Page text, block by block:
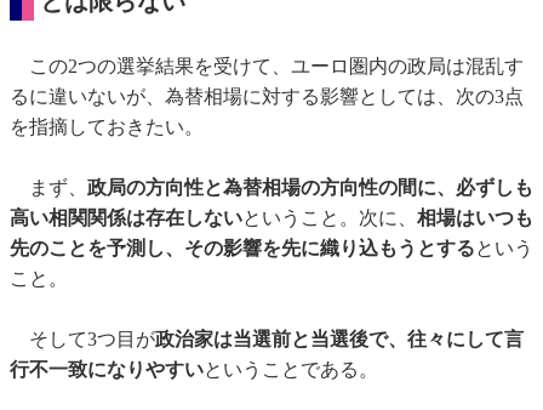
この2つの選挙結果を受けて、ユーロ圏内の政局は混乱す
るに違いないが、為替相場に対する影響としては、次の3点
を指摘しておきたい。
まず、 政局の方向性と為替相場の方向性の間に、必ずしも
高い相関関係は存在しないということ。次に、 相場はいつも
先のことを予測し、その影響を先に織り込もうとするという
こと。
そして3つ目が政治家は当選前と当選後で、往々にして言
行不一致になりやすいということである。